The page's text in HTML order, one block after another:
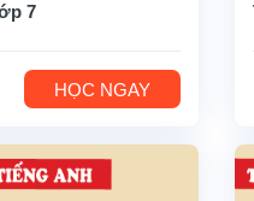
7
HỌC NGAY